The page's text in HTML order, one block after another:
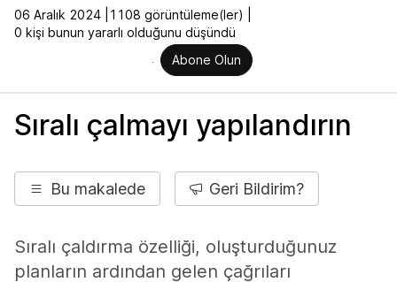
06 Aralık 2024 |
1108 görüntüleme(ler) |
0 kişi bunun yararlı olduğunu düşündü
Abone Olun
Sıralı çalmayı yapılandırın
Bu makalede Geri Bildirim?
Sıralı çaldırma özelliği, oluşturduğunuz
planların ardından gelen çağrıları